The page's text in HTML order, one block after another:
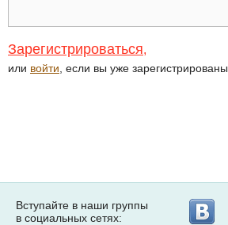
Зарегистрироваться,
или войти , если вы уже зарегистрированы.
Вступайте в наши группы
в социальных сетях: